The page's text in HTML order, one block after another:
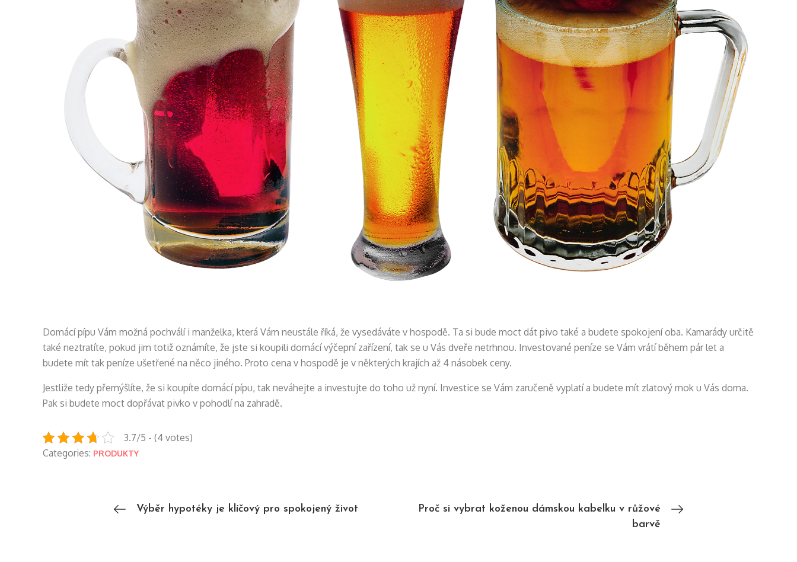
Domácí pípu Vám možná pochválí i manželka, která Vám neustále říká, že vysedáváte v hospodě. Ta si bude moct dát pivo také a budete spokojení oba. Kamarády určitě
také neztratíte, pokud jim totiž oznámíte, že jste si koupili domácí výčepní zařízení, tak se u Vás dveře netrhnou. Investované peníze se Vám vrátí během pár let a
budete mít tak peníze ušetřené na něco jiného. Proto cena v hospodě je v některých krajích až 4 násobek ceny.
Jestliže tedy přemýšlíte, že si koupíte domácí pípu, tak neváhejte a investujte do toho už nyní. Investice se Vám zaručeně vyplatí a budete mít zlatový mok u Vás doma.
Pak si budete moct dopřávat pivko v pohodlí na zahradě.
3.7/5 - (4 votes)
Categories: PRODUKTY
Navigace
Výběr hypotéky je klíčový pro spokojený život
Proč si vybrat koženou dámskou kabelku v růžové
barvě